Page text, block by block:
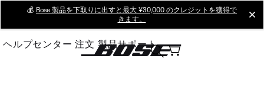
Main
💰 Bose 製品を下取りに出すと最大 ¥30,000 のクレジットを獲得で
きます。
ヘルプセンター 注文 製品サポート